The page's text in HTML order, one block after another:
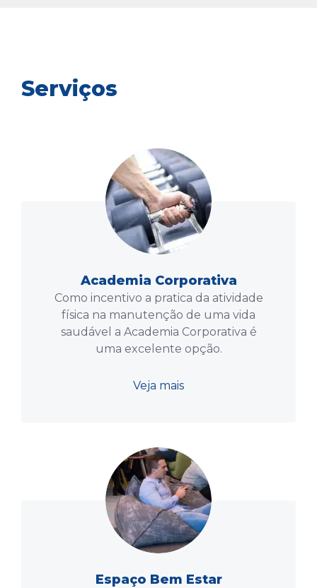
Serviços
Academia Corporativa
Como incentivo a pratica da atividade
física na manutenção de uma vida
saudável a Academia Corporativa é
uma excelente opção.
Veja mais
Espaço Bem Estar